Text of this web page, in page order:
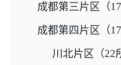
成都第三片区（
成都第四片区（
川北片区（22